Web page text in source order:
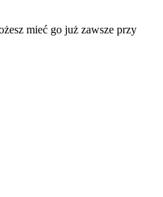
mieć go już zawsze przy